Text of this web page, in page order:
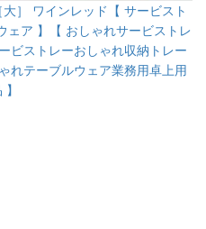
］ ワインレッド【 サービスト
ェア 】【 おしゃれサービストレ
ビストレーおしゃれ収納トレー
れテーブルウェア業務用卓上用